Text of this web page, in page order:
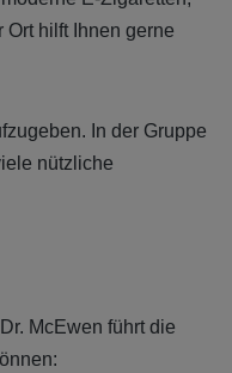
hilft Ihnen gerne
In der Gruppe
nützliche
McEwen führt die